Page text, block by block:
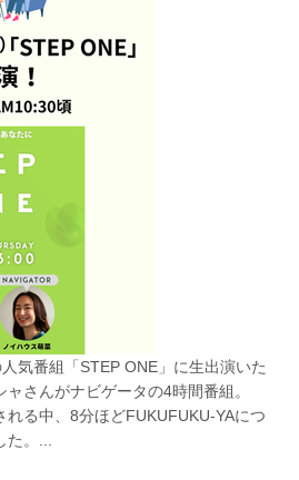
気番組「STEP ONE」に生出演いた
さんがナビゲータの4時間番組。
る中、8分ほどFUKUFUKU-YAにつ
。...